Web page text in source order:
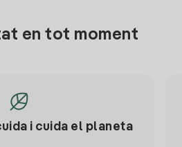
en tot moment
i cuida el planeta